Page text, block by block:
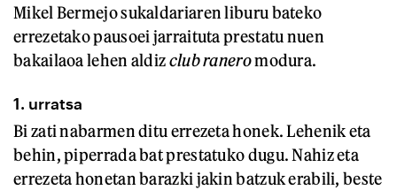
Mikel Bermejo sukaldariaren liburu bateko
errezetako pausoei jarraituta prestatu nuen
bakailaoa lehen aldizclub raneromodura.
1. urratsa
Bi zati nabarmen ditu errezeta honek. Lehenik eta
behin, piperrada bat prestatuko dugu. Nahiz eta
errezeta honetan barazki jakin batzuk erabili, beste